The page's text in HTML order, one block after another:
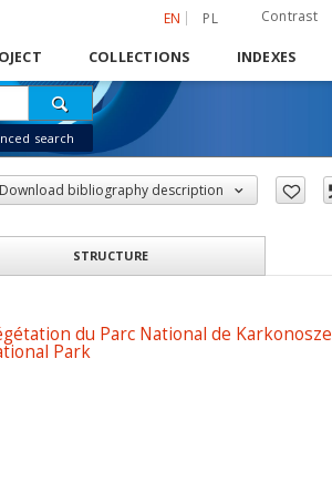
EN PL Contrast
COLLECTIONS INDEXES
search
Download bibliography description
STRUCTURE
du Parc National de Karkonosze
Park